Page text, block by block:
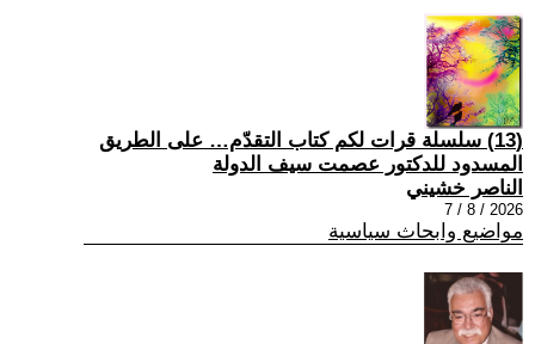
(13) سلسلة قرات لكم كتاب التقدّم… على الطريق
المسدود للدكتور عصمت سيف الدولة
الناصر خشيني
2026 / 8 / 7
مواضيع وابحاث سياسية